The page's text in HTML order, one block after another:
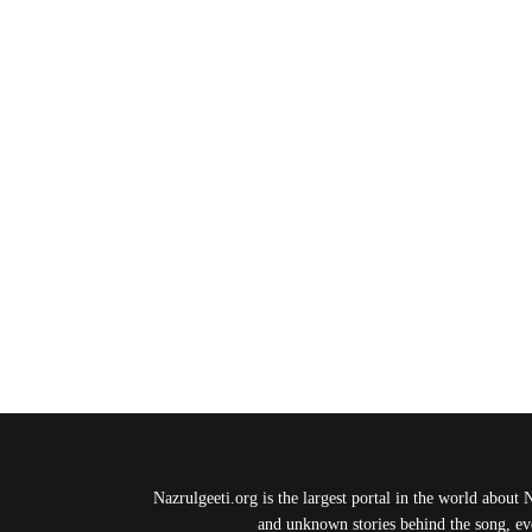
Nazrulgeeti.org is the largest portal in the world
and unknown stories behind the song,